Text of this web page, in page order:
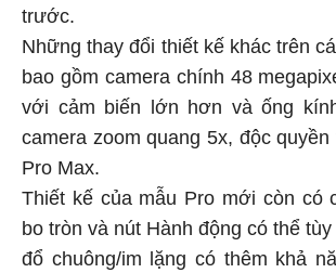
trước.
Những thay đổi thiết kế khác trên
bao gồm camera chính 48
với cảm biến lớn hơn và ống
camera zoom quang 5x, độc
Pro Max.
Thiết kế của mẫu Pro mới còn có
bo tròn và nút Hành động có thể
đổ chuông/im lặng có thêm khả